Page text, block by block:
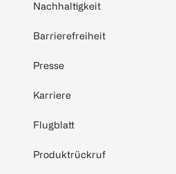
Nachhaltigkeit
Barrierefreiheit
Presse
Karriere
Flugblatt
Produktrückruf